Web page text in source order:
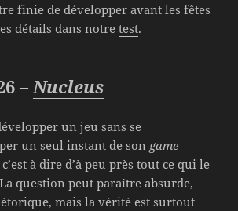
finie de développer avant les fêtes
détails dans notretest.
–Nucleus
un jeu sans se
un seul instant de son game
c’est à dire d’à peu près tout ce qui le
question peut paraître absurde,
mais la vérité est surtout